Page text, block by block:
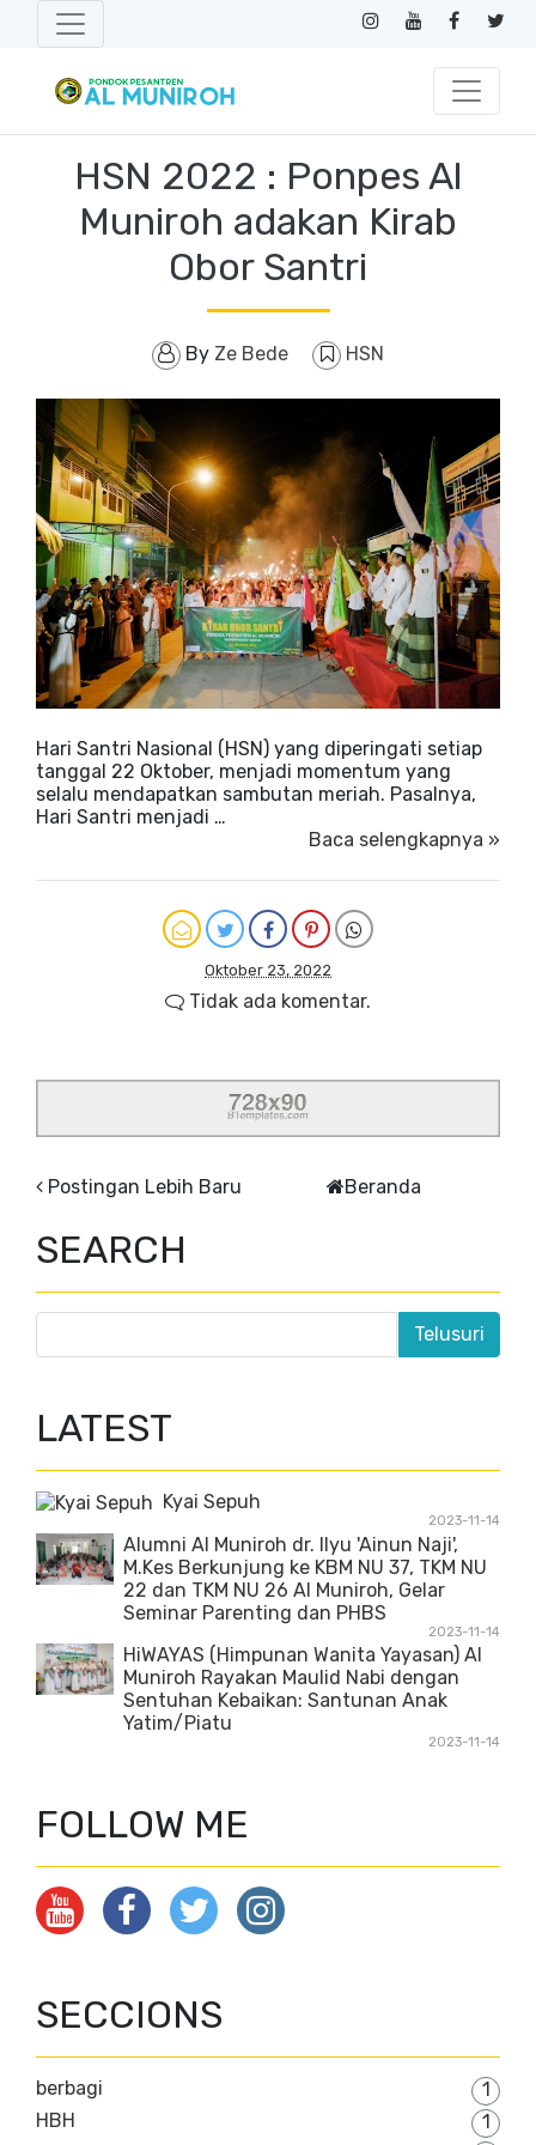
HSN 2022 : Ponpes Al
Muniroh adakan Kirab
Obor Santri
By Ze Bede HSN
Hari Santri Nasional (HSN) yang diperingati setiap
tanggal 22 Oktober, menjadi momentum yang
selalu mendapatkan sambutan meriah. Pasalnya,
Hari Santri menjadi …
Baca selengkapnya »
Oktober 23, 2022
Tidak ada komentar.
Postingan Lebih Baru Beranda
SEARCH
LATEST
Kyai Sepuh
2023-11-14
Alumni Al Muniroh dr. Ilyu 'Ainun Naji',
M.Kes Berkunjung ke KBM NU 37, TKM NU
22 dan TKM NU 26 Al Muniroh, Gelar
Seminar Parenting dan PHBS
2023-11-14
HiWAYAS (Himpunan Wanita Yayasan) Al
Muniroh Rayakan Maulid Nabi dengan
Sentuhan Kebaikan: Santunan Anak
Yatim/Piatu
2023-11-14
FOLLOW ME
SECCIONS
berbagi
1
HBH
1